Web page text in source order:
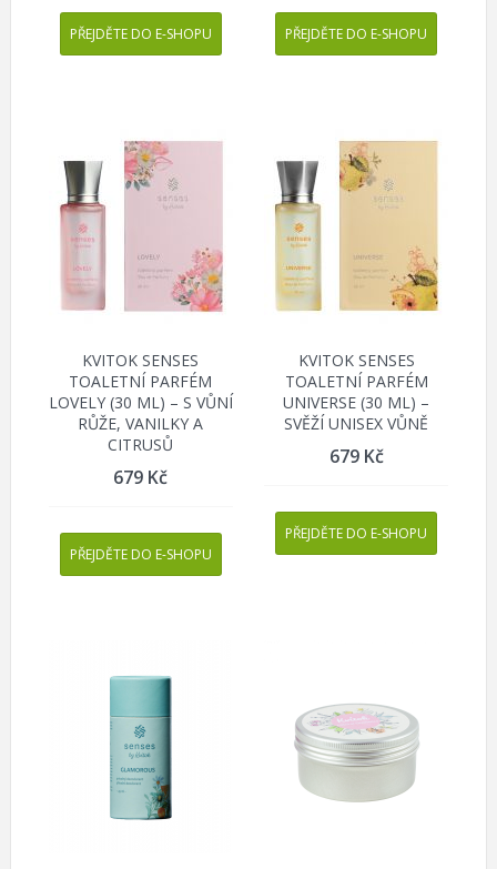
PŘEJDĚTE DO E-SHOPU PŘEJDĚTE DO E-SHOPU
KVITOK SENSES
TOALETNÍ PARFÉM
LOVELY (30 ML) – S VŮNÍ
RŮŽE, VANILKY A
CITRUSŮ
679 Kč
PŘEJDĚTE DO E-SHOPU
KVITOK SENSES
TOALETNÍ PARFÉM
UNIVERSE (30 ML) –
SVĚŽÍ UNISEX VŮNĚ
679 Kč
PŘEJDĚTE DO E-SHOPU